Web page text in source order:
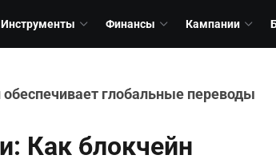
Инструменты Финансы Кампании
глобальные переводы
Как блокчейн